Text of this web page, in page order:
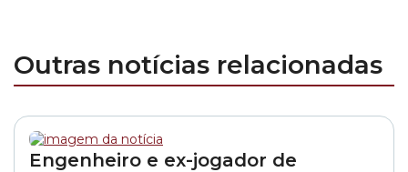
Outras notícias relacionadas
Engenheiro e ex-jogador de